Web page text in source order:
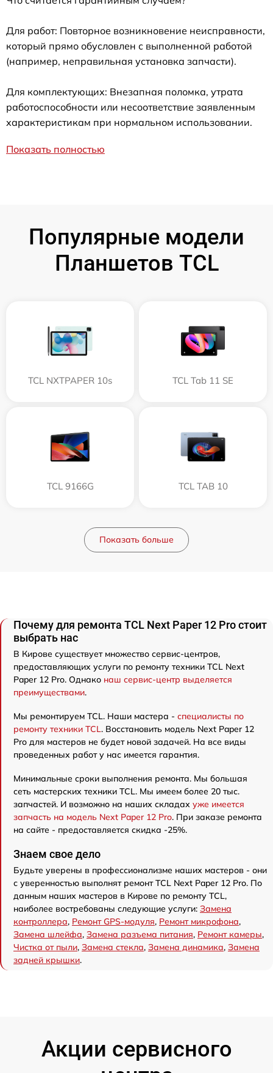
Для работ: Повторное возникновение неисправности,
который прямо обусловлен с выполненной работой
(например, неправильная установка запчасти).
Для комплектующих: Внезапная поломка, утрата
работоспособности или несоответствие заявленным
характеристикам при нормальном использовании.
Показать полностью
Популярные модели
Планшетов TCL
TCL NXTPAPER 10s TCL Tab 11 SE
TCL 9166G TCL TAB 10
Показать больше
Почему для ремонта TCL Next Paper 12 Pro стоит
выбрать нас
В Кирове существует множество сервис-центров,
предоставляющих услуги по ремонту техники TCL Next
Paper 12 Pro. Однако наш сервис-центр выделяется
преимуществами.
Мы ремонтируем TCL. Наши мастера - специалисты по
ремонту техники TCL. Восстановить модель Next Paper 12
Pro для мастеров не будет новой задачей. На все виды
проведенных работ у нас имеется гарантия.
Минимальные сроки выполнения ремонта. Мы большая
сеть мастерских техники TCL. Мы имеем более 20 тыс.
запчастей. И возможно на наших складах уже имеется
запчасть на модель Next Paper 12 Pro. При заказе ремонта
на сайте - предоставляется скидка -25%.
Знаем свое дело
Будьте уверены в профессионализме наших мастеров - они
с уверенностью выполнят ремонт TCL Next Paper 12 Pro. По
данным наших мастеров в Кирове по ремонту TCL,
наиболее востребованы следующие услуги: Замена
контроллера, Ремонт GPS-модуля, Ремонт микрофона,
Замена шлейфа, Замена разъема питания, Ремонт камеры,
Чистка от пыли, Замена стекла, Замена динамика, Замена
задней крышки.
Акции сервисного